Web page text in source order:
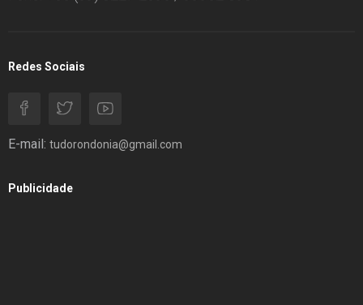
Redes Sociais
E-mail: tudorondonia@gmail.com
Publicidade